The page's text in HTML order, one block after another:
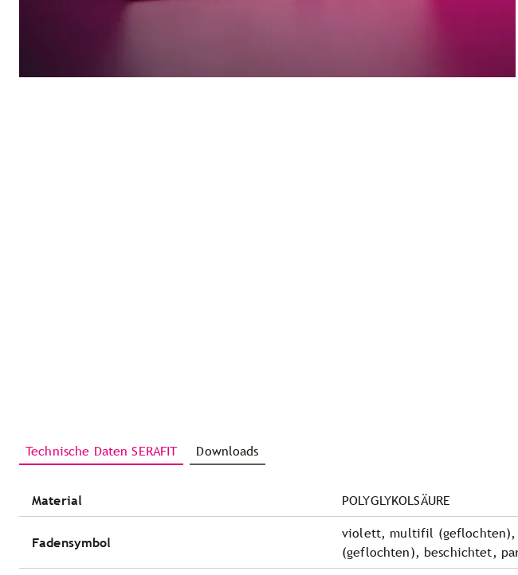
Technische Daten SERAFIT Downloads
Material POLYGLYKOLSÄURE
Fadensymbol
violett, multifil (geflochten),
(geflochten), beschichtet,